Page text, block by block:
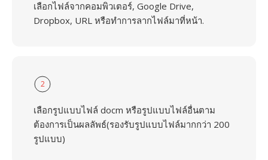
เลือกไฟล์จากคอมพิวเตอร์, Google Drive,
Dropbox, URL หรือทำการลากไฟล์มาที่หน้า.
2
เลือกรูปแบบไฟล์ docm หรือรูปแบบไฟล์อื่นตาม
ต้องการเป็นผลลัพธ์(รองรับรูปแบบไฟล์มากกว่า 200
รูปแบบ)